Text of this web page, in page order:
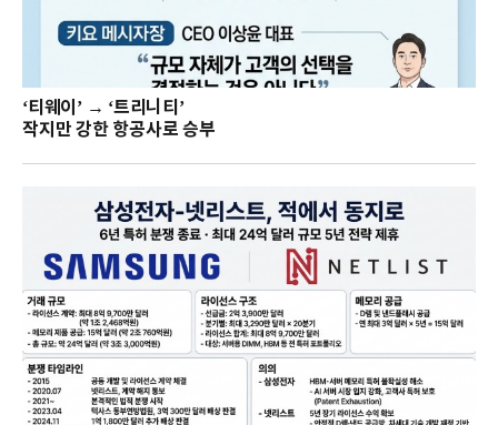
‘티웨이’ → ‘트리니티’
작지만 강한 항공사로 승부